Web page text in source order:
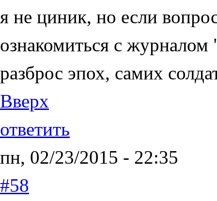
я не циник, но если
ознакомиться с
разброс эпох, самих
Вверх
ответить
пн, 02/23/2015 - 22:35
#58